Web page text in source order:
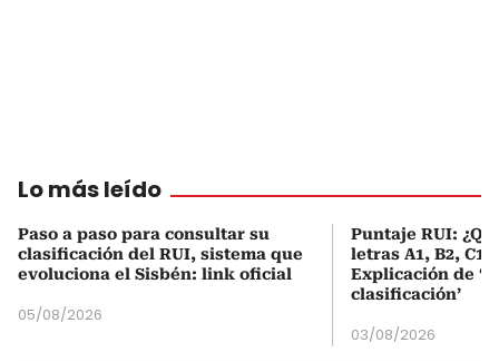
Lo más leído
Paso a paso para consultar su
clasificación del RUI, sistema que
evoluciona el Sisbén: link oficial
05/08/2026
Puntaje RUI:
letras A1, B2, C1
Explicación de
clasificación’
03/08/2026